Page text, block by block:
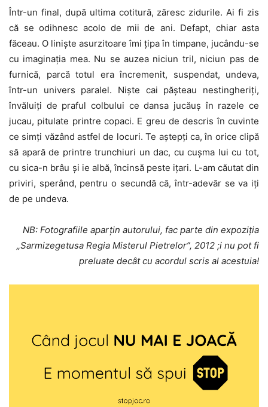
Într-un final, după ultima cotitură, zăresc zidurile. Ai fi zis
că se odihnesc acolo de mii de ani. Defapt, chiar asta
făceau. O liniște asurzitoare îmi țipa în timpane, jucându-se
cu imaginația mea. Nu se auzea niciun tril, niciun pas de
furnică, parcă totul era încremenit, suspendat, undeva,
într-un univers paralel. Niște cai pășteau nestingheriți,
învăluiți de praful colbului ce dansa jucăuș în razele ce
jucau, pitulate printre copaci. E greu de descris în cuvinte
ce simți văzând astfel de locuri. Te aștepți ca, în orice clipă
să apară de printre trunchiuri un dac, cu cușma lui cu tot,
cu sica-n brâu și ie albă, încinsă peste ițari. L-am căutat din
priviri, sperând, pentru o secundă că, într-adevăr se va iți
de pe undeva.
NB: Fotografiile aparțin autorului, fac parte din expoziția
„Sarmizegetusa Regia Misterul Pietrelor”, 2012 ;i nu pot fi
preluate decât cu acordul scris al acestuia!